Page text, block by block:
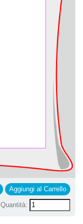
Aggiungi al Carrello
Quantità: